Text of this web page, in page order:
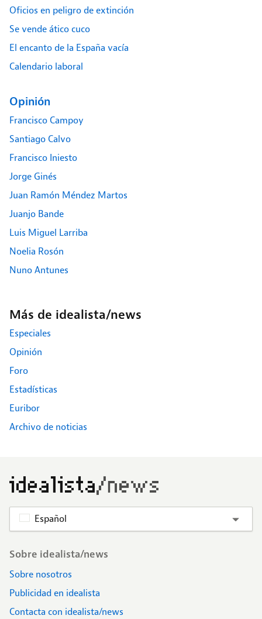
Oficios en peligro de extinción
Se vende ático cuco
El encanto de la España vacía
Calendario laboral
Opinión
Francisco Campoy
Santiago Calvo
Francisco Iniesto
Jorge Ginés
Juan Ramón Méndez Martos
Juanjo Bande
Luis Miguel Larriba
Noelia Rosón
Nuno Antunes
Más de idealista/news
Especiales
Opinión
Foro
Estadísticas
Euribor
Archivo de noticias
Español
Footer
Sobre idealista/news
Sobre nosotros
Publicidad en idealista
Contacta con idealista/news